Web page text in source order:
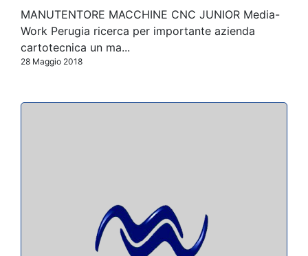
MANUTENTORE MACCHINE CNC JUNIOR Media-
Work Perugia ricerca per importante azienda
cartotecnica un ma...
28 Maggio 2018